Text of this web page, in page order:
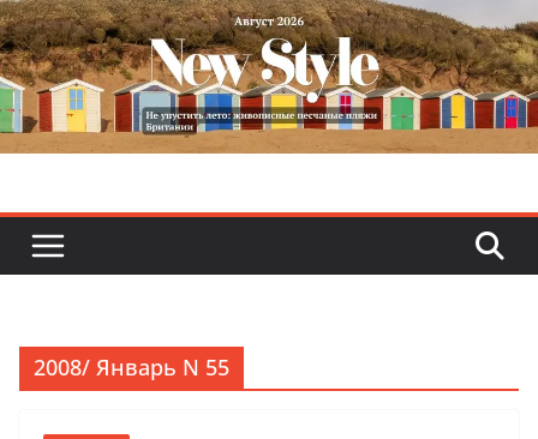
Skip
to
content
2008/ Январь N 55